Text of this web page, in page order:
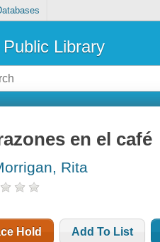
Library
en el café
Rita
Hold Add To List